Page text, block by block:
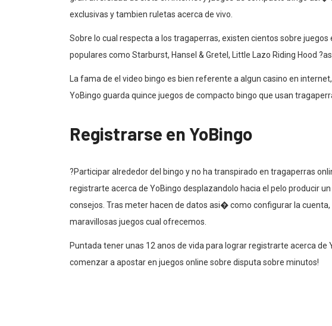
exclusivas y tambien ruletas acerca de vivo.
Sobre lo cual respecta a los tragaperras, existen cientos sobre
populares como Starburst, Hansel & Gretel, Little Lazo Riding Hood
La fama de el video bingo es bien referente a algun casino en
YoBingo guarda quince juegos de compacto bingo que usan
Registrarse en YoBingo
?Participar alrededor del bingo y no ha transpirado en tragaperras
registrarte acerca de YoBingo desplazandolo hacia el pelo producir
consejos. Tras meter hacen de datos asi� como configurar la
maravillosas juegos cual ofrecemos.
Puntada tener unas 12 anos de vida para lograr registrarte acerca de
comenzar a apostar en juegos online sobre disputa sobre minutos!